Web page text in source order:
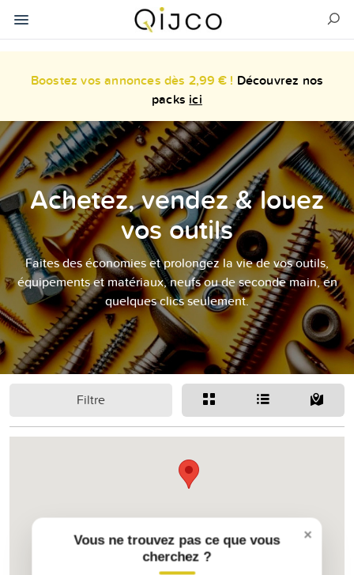
Boostez vos annonces dès 2,99 € ! Découvrez nos
packs ici
Achetez, vendez & louez
vos outils
Faites des économies et prolongez la vie de vos outils,
équipements et matériaux, neufs ou de seconde main, en
quelques clics seulement.
Filtre
2
×
Vous ne trouvez pas ce que vous
cherchez ?